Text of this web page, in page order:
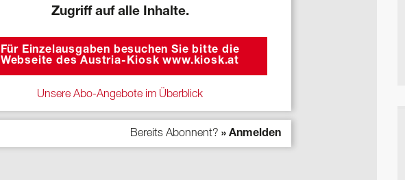
Zugriff auf alle Inhalte.
Für Einzelausgaben besuchen Sie bitte die
Webseite des Austria-Kiosk www.kiosk.at
Unsere Abo-Angebote im Überblick
Bereits Abonnent? » Anmelden